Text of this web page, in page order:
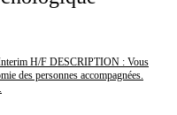
H/F DESCRIPTION : Vous
des personnes accompagnées.